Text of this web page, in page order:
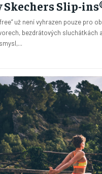
Skechers Slip-
už není vyhrazen pouze pro
bezdrátových sluchátkách